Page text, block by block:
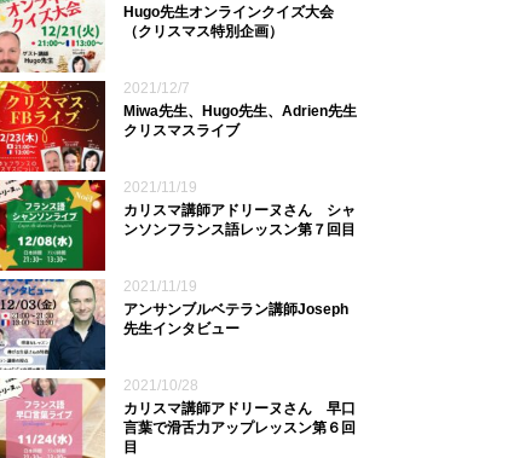
Hugo先生オンラインクイズ大会
（クリスマス特別企画）
2021/12/7
Miwa先生、Hugo先生、Adrien先生
クリスマスライブ
2021/11/19
カリスマ講師アドリーヌさん シャ
ンソンフランス語レッスン第７回目
2021/11/19
アンサンブルベテラン講師Joseph
先生インタビュー
2021/10/28
カリスマ講師アドリーヌさん 早口
言葉で滑舌力アップレッスン第６回
目